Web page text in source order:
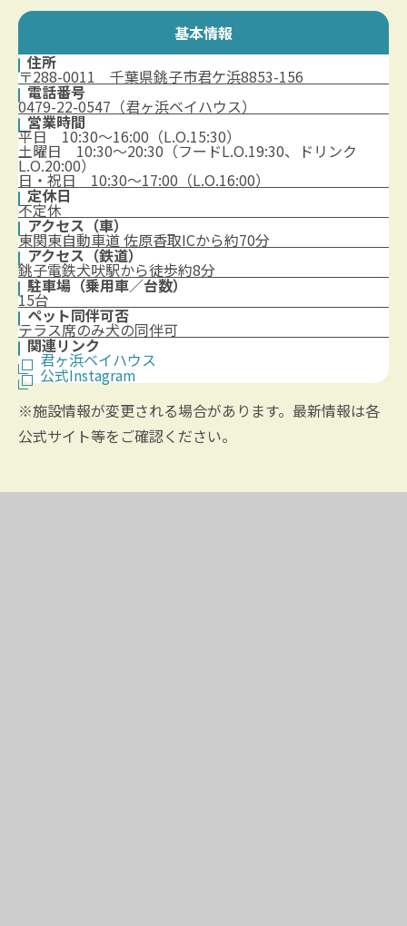
基本情報
住所
〒288-0011 千葉県銚子市君ケ浜8853-156
電話番号
0479-22-0547（君ヶ浜ベイハウス）
営業時間
平日 10:30～16:00（L.O.15:30）
土曜日 10:30～20:30（フードL.O.19:30、ドリンク
L.O.20:00）
日・祝日 10:30～17:00（L.O.16:00）
定休日
不定休
アクセス（車）
東関東自動車道 佐原香取ICから約70分
アクセス（鉄道）
銚子電鉄犬吠駅から徒歩約8分
駐車場（乗用車／台数）
15台
ペット同伴可否
テラス席のみ犬の同伴可
関連リンク
君ヶ浜ベイハウス
公式Instagram
※施設情報が変更される場合があります。最新情報は各
公式サイト等をご確認ください。